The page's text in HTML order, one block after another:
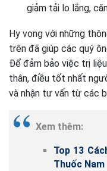
giảm tải lo lắng,
Hy vọng với những
trên đã giúp các quý
Để đảm bảo việc trị
thân, điều tốt nhất
và nhận tư vấn từ các
Xem thêm:
Top 13
Thuốc Nam